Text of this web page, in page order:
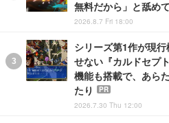
無料だから」と舐め
2026.8.7 Fri 18:00
シリーズ第1作が現
せない『カルドセプ
機能も搭載で、あら
たり
PR
2026.7.30 Thu 12:00